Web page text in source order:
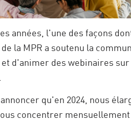
années, l'une des façons
la MPR a soutenu la
d'animer des webinaires sur
qu'en 2024, nous
concentrer